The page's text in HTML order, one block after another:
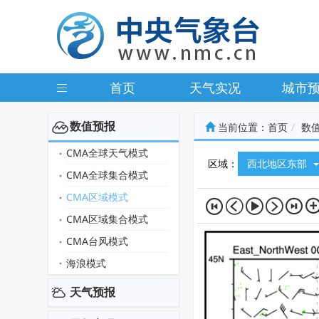
首页 天气实况 城市
数值预报
CMA全球天气模式
CMA全球集合模式
CMA区域模式
CMA区域集合模式
CMA台风模式
海浪模式
天气预报
当前位置： 首页 数
区域： 西北地区东部